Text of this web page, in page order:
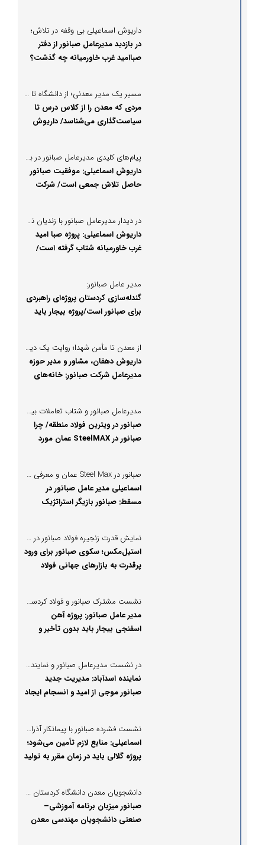
داریوش اسماعیلی بی وقفه در تلاش؛
در بازدید مدیرعامل صبانور از دفتر
صباامید غرب خاورمیانه چه گذشت؟
مسیر یک مدیر معدنی؛ از دانشگاه تا مدیریت ملی؛
مردی که معدن را از کلاس درس تا
سیاست‌گذاری می‌شناسد/ داریوش
پیام‌های کلیدی مدیرعامل صبانور در بازدید از شرکت عمران گستر؛
داریوش اسماعیلی: موفقیت صبانور
حاصل تلاش جمعی است/ شرکت
در دیدار مدیرعامل صبانور با زندیان نماینده مردم بیجار در مجلس شورای اسلامی مطرح شد:
داریوش اسماعیلی: پروژه صبا امید
غرب خاورمیانه شتاب گرفته است/
مدیر عامل صبانور:
گندله‌سازی کردستان پروژه‌ای راهبردی
برای صبانور است/پروژه بیجار باید
چالش‌های پروژه بیجار است
از معدن تا مأمن شهدا؛ روایت یک دیدار صمیمی در یاسوکند و در خانه شهیدان توسلی و جمشیدی
داریوش دهقان، مشاور و مدیر حوزه
مدیرعامل شرکت صبانور: خانه‌های
مدیرعامل صبانور و شتاب تعاملات بین‌المللی در SteelMAX عمان
صبانور در ویترین فولاد منطقه/ چرا
صبانور در SteelMAX عمان مورد
صبانور در Steel Max عمان و معرفی فرصت‌های سرمایه‌گذاری؛
اسماعیلی مدیر عامل صبانور در
مسقط: صبانور بازیگر استراتژیک
نمایش قدرت زنجیره فولاد صبانور در عمان
استیل‌مکس؛ سکوی صبانور برای ورود
پرقدرت به بازارهای جهانی فولاد
نشست مشترک صبانور و فولاد کردستان درباره آخرین وضعیت پروژه بیجار
مدیر عامل صبانور: پروژه آهن
اسفنجی بیجار باید بدون تأخیر و
در نشست مدیرعامل صبانور و نماینده اسدآباد مطرح شد:
نماینده اسدآباد: مدیریت جدید
صبانور موجی از امید و انسجام ایجاد
نشست فشرده صبانور با پیمانکار آذران برای رفع چالش‌های اجرایی پروژه گلالی
اسماعیلی: منابع لازم تأمین می‌شود؛
پروژه گلالی باید در زمان مقرر به تولید
دانشجویان معدن دانشگاه کردستان در قلب عملیات صبانور؛
صبانور میزبان برنامه آموزشی–
صنعتی دانشجویان مهندسی معدن